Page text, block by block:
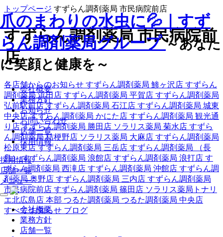
爪のまわりの水虫に💦｜すず
らん調剤薬局グループ～あなた
に笑顔と健康を～
会社概要
業務方針
お知らせ
お問い合わせ
店舗一覧
採用情報
採用情報
店舗一覧
メニュー
会社概要
業務方針
店舗一覧
トップページ すずらん調剤薬局 市民病院前店
すずらん調剤薬局 市民病院前
店
各店舗からのお知らせ すずらん調剤薬局 鯵ヶ沢店 すずらん
調剤薬局 浜田店 すずらん調剤薬局 平賀店 すずらん調剤薬局
弘前駅前店すずらん調剤薬局 石江店 すずらん調剤薬局 城東
中央店すずらん調剤薬局 かにた店 すずらん調剤薬局 観光通
り店すずらん調剤薬局 勝田店 ソラリス薬局 菊水店 すずら
ん調剤薬局 桔梗野店 ソラリス薬局 大麻店 すずらん調剤薬局
松原東店すずらん調剤薬局 三岳店 すずらん調剤薬局 （長
島）すずらん調剤薬局 浪館店 すずらん調剤薬局 浪打店 す
ずらん調剤薬局 西滝店 すずらん調剤薬局 沖館店 すずらん調
剤薬局 奥野店 すずらん調剤薬局 三内店 すずらん調剤薬局
市民病院前店 すずらん調剤薬局 篠田店 ソラリス薬局トナリ
エ北広島店 本部 つるた調剤薬局 つるた調剤薬局 中央店
すべてお知らせ ブログ